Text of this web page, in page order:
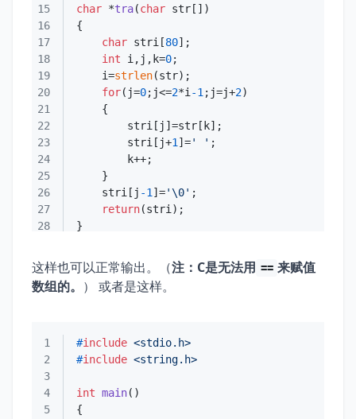
15 char *tra(char str[])
16
17
char stri[80
18
int i,j,k=0
19
    i=
strlen
20
for(j=0;j<=2*i -1 ;j=j+2
21
22
23
        stri[j+
1 ]=' '
24
25
26
    stri[j
-1 ]='\0'
27
return
28
这样也可以正常输出。（注：C是无法用 == 来赋值
数组的。 ） 或者是这样。
1 #include <stdio.h>
2
#include <string.h>
3
4
int main()
5